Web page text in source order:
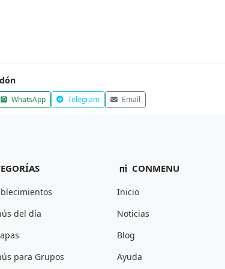
WhatsApp Telegram Email
del día
para Grupos
CONMENU
Inicio
Noticias
Blog
Ayuda